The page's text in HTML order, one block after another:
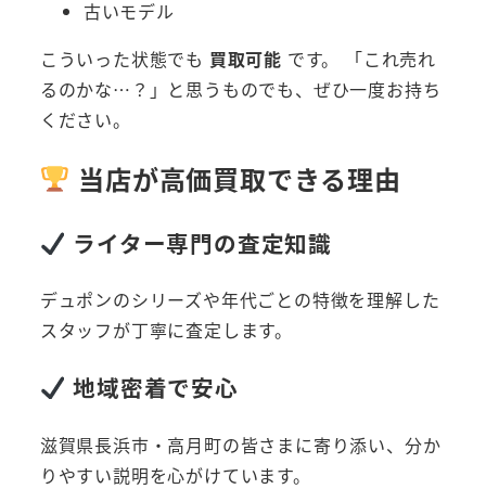
古いモデル
こういった状態でも 買取可能 です。 「これ売れ
るのかな…？」と思うものでも、ぜひ一度お持ち
ください。
当店が高価買取できる理由
ライター専門の査定知識
デュポンのシリーズや年代ごとの特徴を理解した
スタッフが丁寧に査定します。
地域密着で安心
滋賀県長浜市・高月町の皆さまに寄り添い、分か
りやすい説明を心がけています。